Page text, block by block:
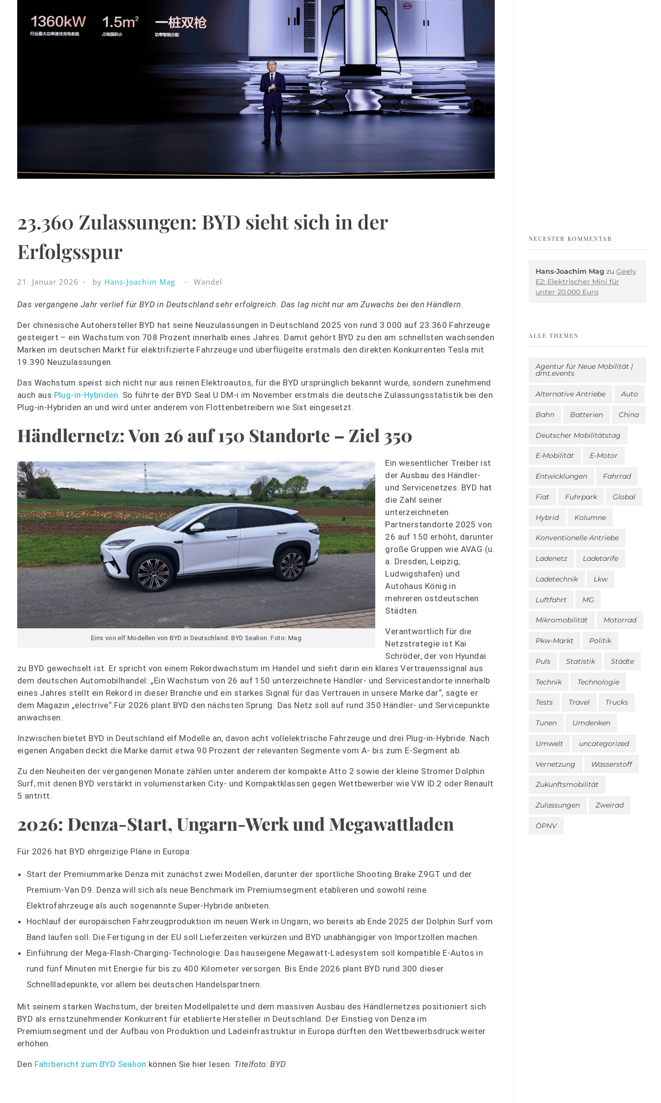
23.360 Zulassungen: BYD sieht sich in der
Erfolgsspur
21. Januar 2026 by Hans-Joachim Mag Wandel
Das vergangene Jahr verlief für BYD in Deutschland sehr erfolgreich. Das lag nicht nur am Zuwachs bei den Händlern.
Der chinesische Autohersteller BYD hat seine Neuzulassungen in Deutschland 2025 von rund 3.000 auf 23.360 Fahrzeuge
gesteigert – ein Wachstum von 708 Prozent innerhalb eines Jahres. Damit gehört BYD zu den am schnellsten wachsenden
Marken im deutschen Markt für elektrifizierte Fahrzeuge und überflügelte erstmals den direkten Konkurrenten Tesla mit
19.390 Neuzulassungen.
Das Wachstum speist sich nicht nur aus reinen Elektroautos, für die BYD ursprünglich bekannt wurde, sondern zunehmend
auch aus Plug‑in‑Hybriden. So führte der BYD Seal U DM‑i im November erstmals die deutsche Zulassungsstatistik bei den
Plug‑in‑Hybriden an und wird unter anderem von Flottenbetreibern wie Sixt eingesetzt.
Händlernetz: Von 26 auf 150 Standorte – Ziel 350
Eins von elf Modellen von BYD in Deutschland: BYD Sealion. Foto: Mag
Ein wesentlicher Treiber ist
der Ausbau des Händler-
und Servicenetzes. BYD hat
die Zahl seiner
unterzeichneten
Partnerstandorte 2025 von
26 auf 150 erhöht, darunter
große Gruppen wie AVAG (u.
a. Dresden, Leipzig,
Ludwigshafen) und
Autohaus König in
mehreren ostdeutschen
Städten.
Verantwortlich für die
Netzstrategie ist Kai
Schröder, der von Hyundai
zu BYD gewechselt ist. Er spricht von einem Rekordwachstum im Handel und sieht darin ein klares Vertrauenssignal aus
dem deutschen Automobilhandel: „Ein Wachstum von 26 auf 150 unterzeichnete Händler- und Servicestandorte innerhalb
eines Jahres stellt ein Rekord in dieser Branche und ein starkes Signal für das Vertrauen in unsere Marke dar“, sagte er
dem Magazin „electrive“.Für 2026 plant BYD den nächsten Sprung: Das Netz soll auf rund 350 Händler- und Servicepunkte
anwachsen.
Inzwischen bietet BYD in Deutschland elf Modelle an, davon acht vollelektrische Fahrzeuge und drei Plug‑in‑Hybride. Nach
eigenen Angaben deckt die Marke damit etwa 90 Prozent der relevanten Segmente vom A‑ bis zum E‑Segment ab.
Zu den Neuheiten der vergangenen Monate zählen unter anderem der kompakte Atto 2 sowie der kleine Stromer Dolphin
Surf, mit denen BYD verstärkt in volumenstarken City‑ und Kompaktklassen gegen Wettbewerber wie VW ID.2 oder Renault
5 antritt.
2026: Denza-Start, Ungarn-Werk und Megawattladen
Für 2026 hat BYD ehrgeizige Pläne in Europa:
Start der Premiummarke Denza mit zunächst zwei Modellen, darunter der sportliche Shooting Brake Z9GT und der
Premium-Van D9. Denza will sich als neue Benchmark im Premiumsegment etablieren und sowohl reine
Elektrofahrzeuge als auch sogenannte Super-Hybride anbieten.
Hochlauf der europäischen Fahrzeugproduktion im neuen Werk in Ungarn, wo bereits ab Ende 2025 der Dolphin Surf vom
Band laufen soll. Die Fertigung in der EU soll Lieferzeiten verkürzen und BYD unabhängiger von Importzöllen machen.
Einführung der Mega‑Flash‑Charging-Technologie: Das hauseigene Megawatt-Ladesystem soll kompatible E‑Autos in
rund fünf Minuten mit Energie für bis zu 400 Kilometer versorgen. Bis Ende 2026 plant BYD rund 300 dieser
Schnellladepunkte, vor allem bei deutschen Handelspartnern.
Mit seinem starken Wachstum, der breiten Modellpalette und dem massiven Ausbau des Händlernetzes positioniert sich
BYD als ernstzunehmender Konkurrent für etablierte Hersteller in Deutschland. Der Einstieg von Denza im
Premiumsegment und der Aufbau von Produktion und Ladeinfrastruktur in Europa dürften den Wettbewerbsdruck weiter
erhöhen.
Den Fahrbericht zum BYD Sealion können Sie hier lesen. Titelfoto: BYD
NEUESTER KOMMENTAR
Hans-Joachim Mag zu Geely
E2: Elektrischer Mini für
unter 20.000 Euro
ALLE THEMEN
Agentur für Neue Mobilität |
dmt.events
Alternative Antriebe Auto
Bahn Batterien China
Deutscher Mobilitätstag
E-Mobilität E-Motor
Entwicklungen Fahrrad
Fiat Fuhrpark Global
Hybrid Kolumne
Konventionelle Antriebe
Ladenetz Ladetarife
Ladetechnik Lkw
Luftfahrt MG
Mikromobilität Motorrad
Pkw-Markt Politik
Puls Statistik Städte
Technik Technologie
Tests Travel Trucks
Tunen Umdenken
Umwelt uncategorized
Vernetzung Wasserstoff
Zukunftsmobilität
Zulassungen Zweirad
ÖPNV